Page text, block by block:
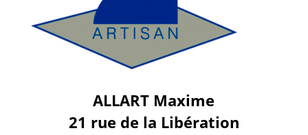
ALLART Maxime
21 rue de la Libération